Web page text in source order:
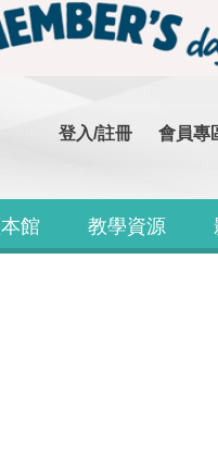
登入/註冊 會員專
館 教學資源